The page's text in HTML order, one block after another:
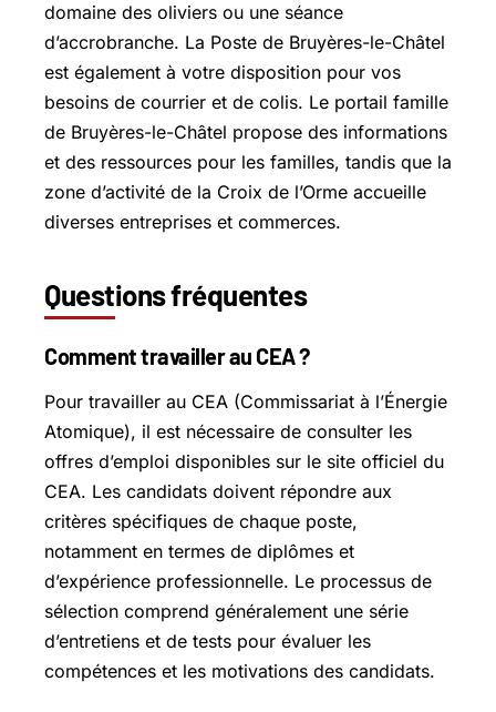
domaine des oliviers ou une séance
d’accrobranche. La Poste de Bruyères-le-Châtel
est également à votre disposition pour vos
besoins de courrier et de colis. Le portail famille
de Bruyères-le-Châtel propose des informations
et des ressources pour les familles, tandis que la
zone d’activité de la Croix de l’Orme accueille
diverses entreprises et commerces.
Questions fréquentes
Comment travailler au CEA ?
Pour travailler au CEA (Commissariat à l’Énergie
Atomique), il est nécessaire de consulter les
offres d’emploi disponibles sur le site officiel du
CEA. Les candidats doivent répondre aux
critères spécifiques de chaque poste,
notamment en termes de diplômes et
d’expérience professionnelle. Le processus de
sélection comprend généralement une série
d’entretiens et de tests pour évaluer les
compétences et les motivations des candidats.